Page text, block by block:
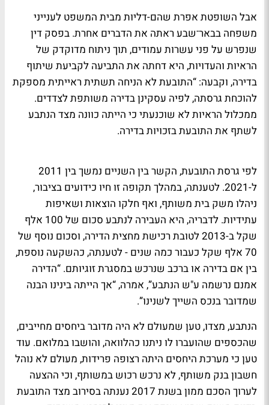
אבל השופטת אפרת שהם-דליות מבית המשפט לענייני
משפחה בבאר־שבע ראתה את הדברים אחרת. בפסק דין
שנפרש על פני עשרות עמודים, תוך ניתוח מדוקדק של
הראיות והעדויות, היא דחתה את התביעה לקביעת שיתוף
בדירה, וקבעה: “התובעת לא הניחה תשתית ראייתית מספקת
להוכחת גרסתה, לפיה עסקינן בדירה משותפת לצדדים.
ממכלול הראיות לא שוכנעתי כי הייתה כוונה מצד הנתבע
לשתף את התובעת בזכויות בדירה.
לפי גרסת התובעת, הקשר בין השניים נמשך בין 2011
ל-2021. לטענתה, במהלך תקופה זו חיו כידועים בציבור,
ניהלו משק בית משותף, ואף חלקו הוצאות ושאיפות
עתידיות. לדבריה, היא העבירה לנתבע סכום של 100 אלף
שקל ב-2013 לטובת רכישת מחצית הדירה, וסכום נוסף של
70 אלף שקל כעבור כמה שנים - לטענתה, כהשקעה נוספת,
בין אם בדירה או ברכב שנרכש במסגרת זוגיותם. “הדירה
אמנם נרשמה ע"ש הנתבע”, אמרה, “אך הייתה בינינו הבנה
שמדובר בנכס השייך לשנינו”.
הנתבע, מצדו, טען שמעולם לא היה מדובר ביחסים מחייבים,
שהכספים שהועברו לו ניתנו כהלוואה, והושבו במלואם. עוד
טען כי מערכת היחסים היתה רצופה פרידות, מעולם לא נוהל
חשבון בנק משותף, לא נרכש רכוש במשותף, וכי ההצעה
לערוך הסכם ממון בשנת 2017 נענתה בסירוב מצד התובעת